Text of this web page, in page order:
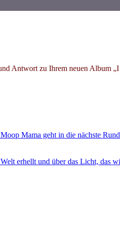
Antwort zu Ihrem neuen Album
Mama geht in die nächste
erhellt und über das Licht, das